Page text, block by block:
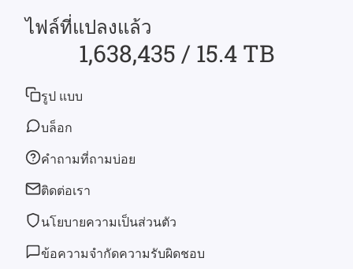
ไฟล์ที่แปลงแล้ว
1,638,435 / 15.4 TB
รูป แบบ
บล็อก
คำถามที่ถามบ่อย
ติดต่อเรา
นโยบายความเป็นส่วนตัว
ข้อความจำกัดความรับผิดชอบ